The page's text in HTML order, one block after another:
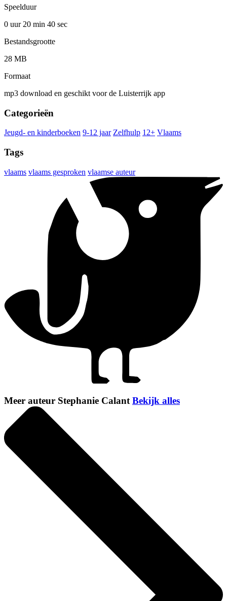
Speelduur
0 uur 20 min 40 sec
Bestandsgrootte
28 MB
Formaat
mp3 download en geschikt voor de Luisterrijk app
Categorieën
Jeugd- en kinderboeken 9-12 jaar Zelfhulp 12+ Vlaams
Tags
vlaams vlaams gesproken vlaamse auteur
Meer auteur Stephanie Calant Bekijk alles